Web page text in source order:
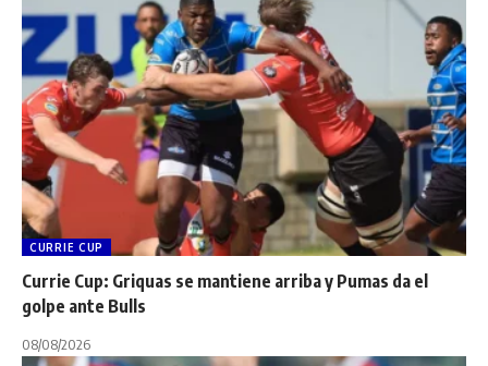
CURRIE CUP
Currie Cup: Griquas se mantiene arriba y Pumas da el
golpe ante Bulls
08/08/2026